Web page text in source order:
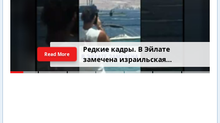
Редкие кадры. В Эйлате
замечена израильская
подводная лодка
Read More